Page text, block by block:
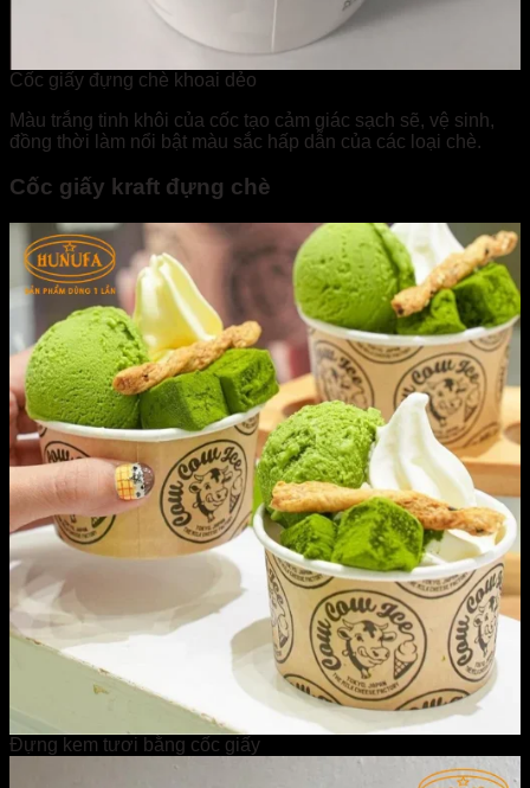
Cốc giấy đựng chè khoai dẻo
Màu trắng tinh khôi của cốc tạo cảm giác sạch sẽ, vệ sinh,
đồng thời làm nổi bật màu sắc hấp dẫn của các loại chè.
Cốc giấy kraft đựng chè
Đựng kem tươi bằng cốc giấy